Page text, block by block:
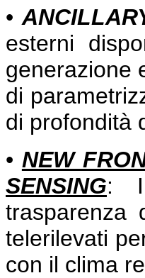
•
esterni
generazione
di
di profondità
• NEW
SENSING:
trasparenza
telerilevati
con il clima